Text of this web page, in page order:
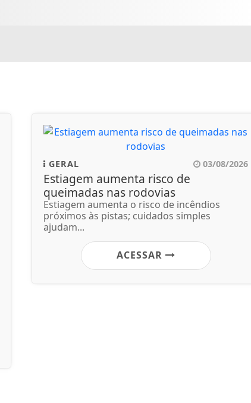
GERAL 03/08/2026
Estiagem aumenta risco de
queimadas nas rodovias
Estiagem aumenta o risco de incêndios
próximos às pistas; cuidados simples
ajudam...
ACESSAR